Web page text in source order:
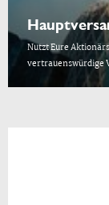
Nutzt Eure
vertrauenswürdige